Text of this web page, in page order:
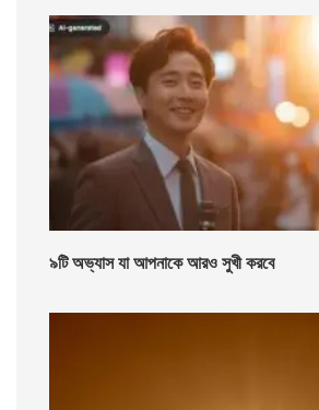
৯টি অভ্যাস যা আপনাকে আরও সুখী করবে